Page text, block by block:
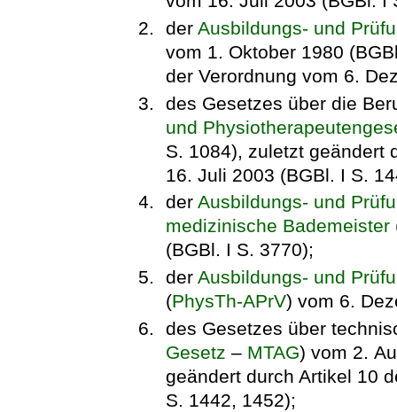
der Ausbildungs- und
vom 1. Oktober 1980
der Verordnung vom 6.
des Gesetzes über die
und
S. 1084), zuletzt geändert
16. Juli 2003 (BGBl. I S.
der Ausbildungs- und
medizinische Bademeister
(BGBl. I S. 3770);
der Ausbildungs- und
(PhysTh-APrV) vom 6.
des Gesetzes über
Gesetz – MTAG) vom 2.
geändert durch Artikel 10
S. 1442, 1452);